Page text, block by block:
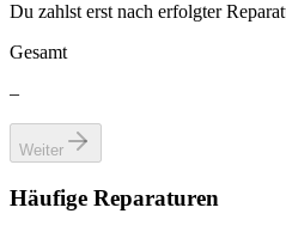
Du zahlst erst nach erfolgter
Gesamt
–
Weiter
Häufige Reparaturen